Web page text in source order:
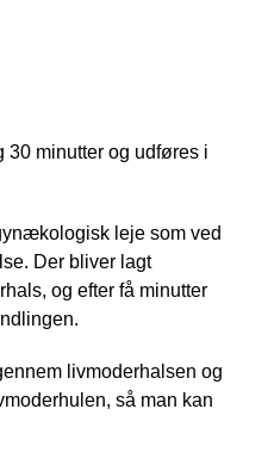
30 minutter og udføres i
leje som ved
Der bliver lagt
og efter få minutter
livmoderhalsen og
så man kan